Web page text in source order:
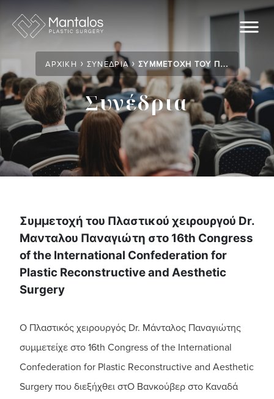
content
ΑΡΧΙΚΗ › ΣΥΝΈΔΡΙΑ›ΣΥΜΜΕΤΟΧΉ ΤΟΥ ΠΛΑΣΤΙΚΟΎ ΧΕΙΡΟΥΡΓΟΎ DR. ΜΑΝΤΑΛΟΥ ΠΑΝΑΓΙΏΤΗ ΣΤΟ 16TH CONGRESS OF THE INTERNATIONAL CONFEDERATION FOR PLASTIC RECONSTRUCTIVE AND AESTHETIC SURGERY
Συνέδρια
Συμμετοχή του Πλαστικού χειρουργού Dr.
Μανταλου Παναγιώτη στο 16th Congress
of the International Confederation for
Plastic Reconstructive and Aesthetic
Surgery
Ο Πλαστικός χειρουργός Dr. Mάνταλος Παναγιώτης
συμμετείχε στο 16th Congress of the International
Confederation for Plastic Reconstructive and Aesthetic
Surgery που διεξήχθει στΟ Βανκούβερ στο Καναδά